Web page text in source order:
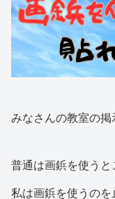
みなさんの教室の掲
普通は画鋲を使うと
私は画鋲を使うのを